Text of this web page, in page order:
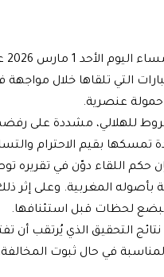
التي تلقاها خلال
حمولة عنصرية.
للهلالي، مشددة على
تمسكها بقيم الاحترام
فإن حكم اللقاء دوّن في
المغربية. وعلى إثر
لبضع لحظات قبل استئنافها.
التحقيق الذي يُرتقب أن
في حال ثبوت المخالفة.